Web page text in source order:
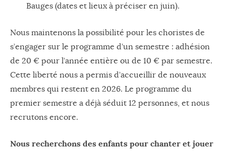
Bauges (dates et lieux à préciser en juin).
Nous maintenons la possibilité pour les choristes de
s’engager sur le programme d’un semestre : adhésion
de 20 € pour l’année entière ou de 10 € par semestre.
Cette liberté nous a permis d’accueillir de nouveaux
membres qui restent en 2026. Le programme du
premier semestre a déjà séduit 12 personnes, et nous
recrutons encore.
Nous recherchons des enfants pour chanter et jouer